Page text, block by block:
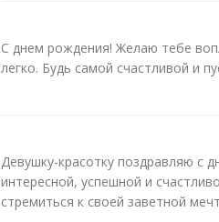
С днем рождения! Желаю тебе
легко. Будь самой счастливой и
Девушку-красотку поздравляю с
интересной, успешной и
стремиться к своей заветной